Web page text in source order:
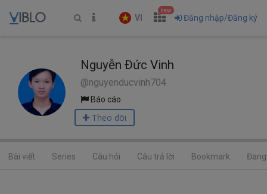
VI
new
Đăng nhập/Đăng ký
Nguyễn Đức Vinh
@nguyenducvinh704
Báo cáo
Theo dõi
Bài viết Series Câu hỏi Câu trả lời Bookmark